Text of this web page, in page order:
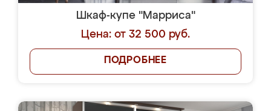
Шкаф-купе "Марриса"
Цена: от 32 500 руб.
ПОДРОБНЕЕ